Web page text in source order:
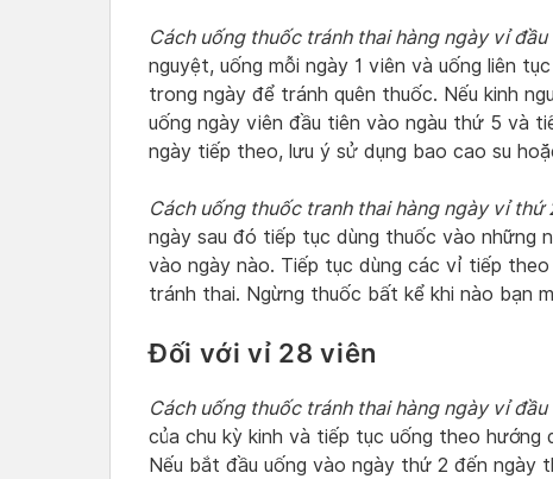
Cách uống thuốc tránh thai hàng ngày vỉ đầu
nguyệt, uống mỗi ngày 1 viên và uống liên
trong ngày để tránh quên thuốc. Nếu kinh
uống ngày viên đầu tiên vào ngàu thứ 5 và
ngày tiếp theo, lưu ý sử dụng bao cao su
Cách uống thuốc tranh thai hàng ngày vỉ thứ
ngày sau đó tiếp tục dùng thuốc vào những
vào ngày nào. Tiếp tục dùng các vỉ tiếp
tránh thai. Ngừng thuốc bất kể khi nào bạn
Đối với vỉ 28 viên
Cách uống thuốc tránh thai hàng ngày vỉ đầu
của chu kỳ kinh và tiếp tục uống theo
Nếu bắt đầu uống vào ngày thứ 2 đến ngày